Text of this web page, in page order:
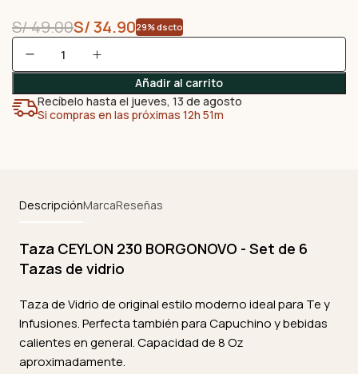
S/49.00S/34.9029% dscto
Añadir al carrito
Recíbelo hasta el jueves, 13 de agosto
Si compras en las próximas 12h 51m
DescripciónMarcaReseñas
Taza CEYLON 230 BORGONOVO - Set de 6
Tazas de vidrio
Taza de Vidrio de original estilo moderno ideal para Te y
Infusiones. Perfecta también para Capuchino y bebidas
calientes en general. Capacidad de 8 Oz
aproximadamente.